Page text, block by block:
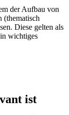
der Aufbau von
(thematisch
Diese gelten als
wichtiges
ist